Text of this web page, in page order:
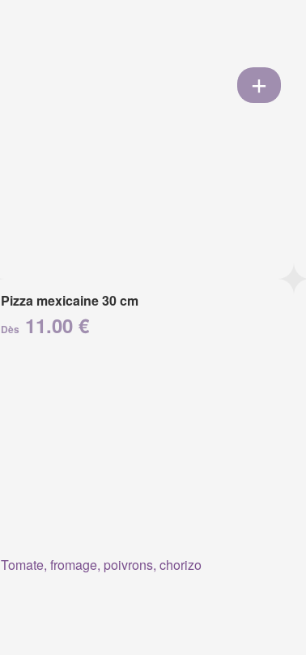
Pizza mexicaine 30 cm
Dès 11.00 €
Tomate, fromage, poivrons, chorizo